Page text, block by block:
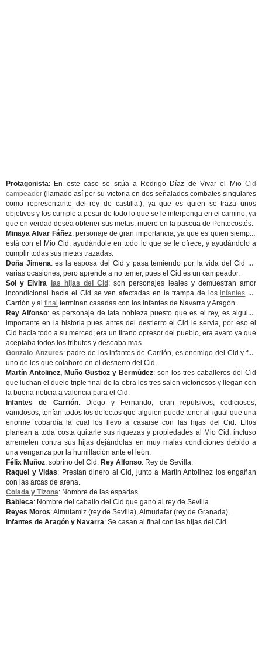
Protagonista: En este caso se sitúa a Rodrigo Díaz de Vivar el Mio Cid
campeador (llamado así por su victoria en dos señalados combates singulares
como representante del rey de castilla.), ya que es quien se traza unos
objetivos y los cumple a pesar de todo lo que se le interponga en el camino, ya
que en verdad desea obtener sus metas, muere en la pascua de Pentecostés.
Minaya Alvar Fáñez: personaje de gran importancia, ya que es quien siempre
está con el Mio Cid, ayudándole en todo lo que se le ofrece, y ayudándolo a
cumplir todas sus metas trazadas.
Doña Jimena: es la esposa del Cid y pasa temiendo por la vida del Cid en
varias ocasiones, pero aprende a no temer, pues el Cid es un campeador.
Sol y Elvira
las hijas del Cid : son personajes leales y demuestran amor
incondicional hacia el Cid se ven afectadas en la trampa de losinfantes de
Carrión y al final terminan casadas con los infantes de Navarra y Aragón.
Rey Alfonso: es personaje de lata nobleza puesto que es el rey, es alguien
importante en la historia pues antes del destierro el Cid le servia, por eso el
Cid hacia todo a su merced; era un tirano opresor del pueblo, era avaro ya que
aceptaba todos los tributos y deseaba mas.
Gonzalo Anzures: padre de los infantes de Carrión, es enemigo del Cid y fue
uno de los que colaboro en el destierro del Cid.
Martín Antolinez, Muño Gustioz y Bermúdez: son los tres caballeros del Cid
que luchan el duelo triple final de la obra los tres salen victoriosos y llegan con
la buena noticia a valencia para el Cid.
Infantes de Carrión: Diego y Fernando, eran repulsivos, codiciosos,
vanidosos, tenían todos los defectos que alguien puede tener al igual que una
enorme cobardía la cual los llevo a casarse con las hijas del Cid. Ellos
planean a toda costa quitarle sus riquezas y propiedades al Mio Cid, incluso
arremeten contra sus hijas dejándolas en muy malas condiciones debido a
una venganza por la humillación ante el león.
Félix Muñoz: sobrino del Cid. Rey Alfonso: Rey de Sevilla.
Raquel y Vidas: Prestan dinero al Cid, junto a Martín Antolinez los engañan
con las arcas de arena.
Colada y Tizona: Nombre de las espadas.
Babieca: Nombre del caballo del Cid que ganó al rey de Sevilla.
Reyes Moros: Almutamiz (rey de Sevilla), Almudafar (rey de Granada).
Infantes de Aragón y Navarra: Se casan al final con las hijas del Cid.